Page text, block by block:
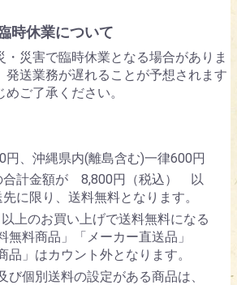
時休業について
・災害で臨時休業となる場合がありま
発送業務が遅れることが予想されます
ご了承ください。
、沖縄県内(離島含む)一律600円
合計金額が 8,800円（税込） 以
先に限り、送料無料となります。
上のお買い上げで送料無料になる
無料商品」「メーカー直送品」
品」はカウント外となります。
び個別送料の設定がある商品は、